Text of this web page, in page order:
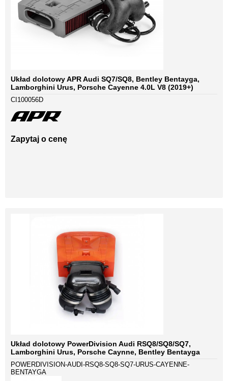
Układ dolotowy APR Audi SQ7/SQ8, Bentley Bentayga,
Lamborghini Urus, Porsche Cayenne 4.0L V8 (2019+)
CI100056D
Zapytaj o cenę
Układ dolotowy PowerDivision Audi RSQ8/SQ8/SQ7,
Lamborghini Urus, Porsche Caynne, Bentley Bentayga
POWERDIVISION-AUDI-RSQ8-SQ8-SQ7-URUS-CAYENNE-
BENTAYGA